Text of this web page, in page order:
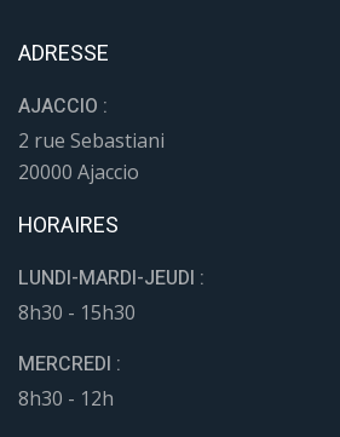
ADRESSE
AJACCIO :
2 rue Sebastiani
20000 Ajaccio
HORAIRES
LUNDI-MARDI-JEUDI :
8h30 - 15h30
MERCREDI :
8h30 - 12h